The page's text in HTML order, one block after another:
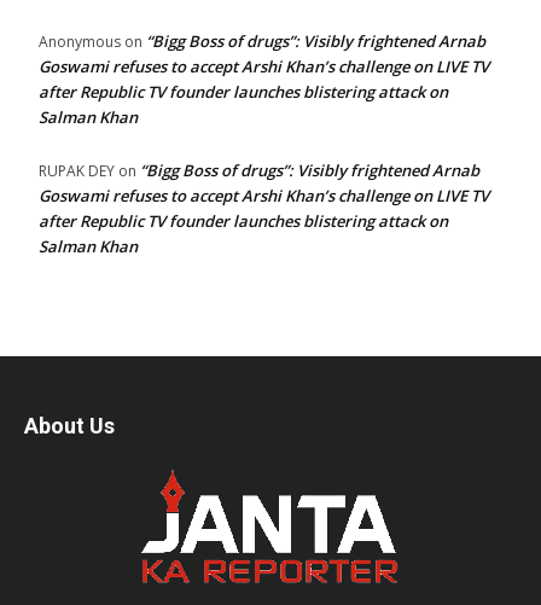
Anonymous on “Bigg Boss of drugs”: Visibly frightened Arnab
Goswami refuses to accept Arshi Khan’s challenge on LIVE TV
after Republic TV founder launches blistering attack on
Salman Khan
RUPAK DEY on “Bigg Boss of drugs”: Visibly frightened Arnab
Goswami refuses to accept Arshi Khan’s challenge on LIVE TV
after Republic TV founder launches blistering attack on
Salman Khan
About Us